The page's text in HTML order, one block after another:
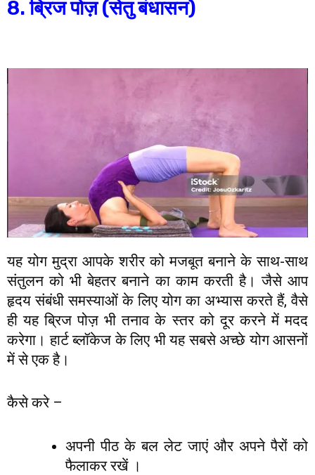
8. ब्रिज पोज़ (सेतु बंधासन)
यह योग मुद्रा आपके शरीर को मजबूत बनाने के साथ-साथ
संतुलन को भी बेहतर बनाने का काम करती है। जैसे आप
हृदय संबंधी समस्याओं के लिए योग का अभ्यास करते हैं, वैसे
ही यह ब्रिज पोज़ भी तनाव के स्तर को दूर करने में मदद
करेगा। हार्ट ब्लॉकेज के लिए भी यह सबसे अच्छे योग आसनों
में से एक है।
कैसे करे –
अपनी पीठ के बल लेट जाएं और अपने पैरों को
फैलाकर रखें ।